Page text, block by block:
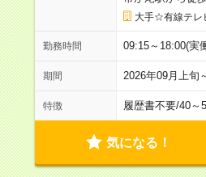
大手☆有線テレ
勤務時間 09:15～18:00(実
期間 2026年09月上
特徴 履歴書不要/40～
気になる！